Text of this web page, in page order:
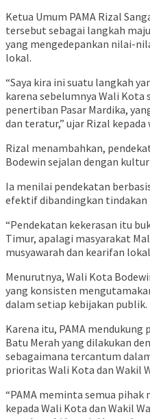
Ketua Umum PAMA Rizal
tersebut sebagai langkah
yang mengedepankan nilai-
lokal.
“Saya kira ini suatu langkah
karena sebelumnya Wali
penertiban Pasar Mardika,
dan teratur,” ujar Rizal
Rizal menambahkan,
Bodewin sejalan dengan
Ia menilai pendekatan
efektif dibandingkan tindakan
“Pendekatan kekerasan itu
Timur, apalagi masyarakat
musyawarah dan kearifan
Menurutnya, Wali Kota
yang konsisten
dalam setiap kebijakan publik.
Karena itu, PAMA
Batu Merah yang dilakukan
sebagaimana tercantum
prioritas Wali Kota dan Wakil
“PAMA meminta semua pihak
kepada Wali Kota dan Wakil